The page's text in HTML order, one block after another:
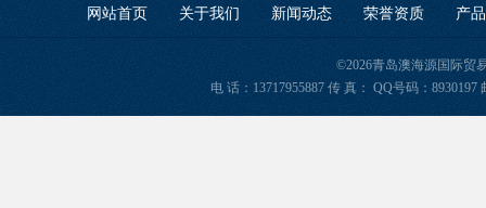
网站首页 关于我们 新闻动态 荣誉资质 产
©2026青岛澳海源国际贸
电 话：13717955887 传 真： QQ号码：